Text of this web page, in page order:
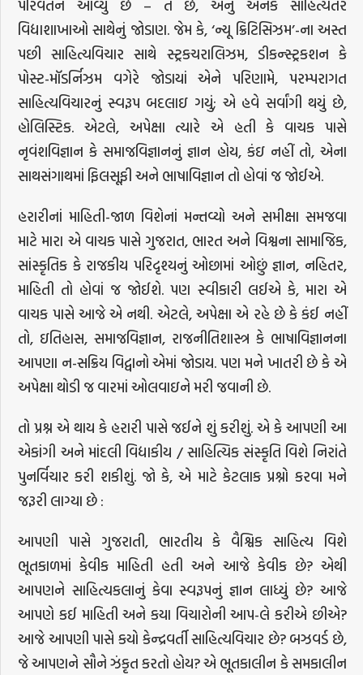
પરિવર્તન આવ્યું છે – તે છે, એનું અનેક સાહિત્યેતર
વિદ્યાશાખાઓ સાથેનું જોડાણ. જેમ કે, ‘ન્યૂ ક્રિટિસિઝમ’-ના અસ્ત
પછી સાહિત્યવિચાર સાથે સ્ટ્રકચરાલિઝમ, ડીકન્સ્ટ્રકશન કે
પોસ્ટ-મૉડર્નિઝમ વગેરે જોડાયાં એને પરિણામે, પરમ્પરાગત
સાહિત્યવિચારનું સ્વરૂપ બદલાઇ ગયું; એ હવે સર્વાંગી થયું છે,
હોલિસ્ટિક. એટલે, અપેક્ષા ત્યારે એ હતી કે વાચક પાસે
નૃવંશવિજ્ઞાન કે સમાજવિજ્ઞાનનું જ્ઞાન હોય, કંઇ નહીં તો, એના
સાથસંગાથમાં ફિલસૂફી અને ભાષાવિજ્ઞાન તો હોવાં જ જોઈએ.
હરારીનાં માહિતી-જાળ વિશેનાં મન્તવ્યો અને સમીક્ષા સમજવા
માટે મારા એ વાચક પાસે ગુજરાત, ભારત અને વિશ્વના સામાજિક,
સાંસ્કૃતિક કે રાજકીય પરિદૃશ્યનું ઓછામાં ઓછું જ્ઞાન, નહિતર,
માહિતી તો હોવાં જ જોઈશે. પણ સ્વીકારી લઈએ કે, મારા એ
વાચક પાસે આજે એ નથી. એટલે, અપેક્ષા એ રહે છે કે કંઈ નહીં
તો, ઇતિહાસ, સમાજવિજ્ઞાન, રાજનીતિશાસ્ત્ર કે ભાષાવિજ્ઞાનના
આપણા ન-સક્રિય વિદ્વાનો એમાં જોડાય. પણ મને ખાતરી છે કે એ
અપેક્ષા થોડી જ વારમાં ઓલવાઇને મરી જવાની છે.
તો પ્રશ્ન એ થાય કે હરારી પાસે જઈને શું કરીશું. એ કે આપણી આ
એકાંગી અને માંદલી વિદ્યાકીય / સાહિત્યિક સંસ્કૃતિ વિશે નિરાંતે
પુનર્વિચાર કરી શકીશું. જો કે, એ માટે કેટલાક પ્રશ્નો કરવા મને
જરૂરી લાગ્યા છે :
આપણી પાસે ગુજરાતી, ભારતીય કે વૈશ્વિક સાહિત્ય વિશે
ભૂતકાળમાં કેવીક માહિતી હતી અને આજે કેવીક છે? એથી
આપણને સાહિત્યકલાનું કેવા સ્વરૂપનું જ્ઞાન લાધ્યું છે? આજે
આપણે કઈ માહિતી અને કયા વિચારોની આપ-લે કરીએ છીએ?
આજે આપણી પાસે કયો કેન્દ્રવર્તી સાહિત્યવિચાર છે? બઝવર્ડ છે,
જે આપણને સૌને ઝંકૃત કરતો હોય? એ ભૂતકાલીન કે સમકાલીન